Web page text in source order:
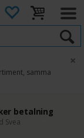
samma
×
betalning
Svea
ångerrätt